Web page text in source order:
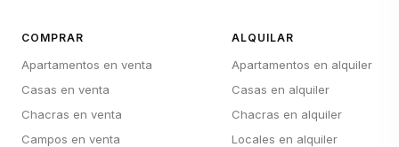
COMPRAR
Apartamentos en venta
Casas en venta
Chacras en venta
Campos en venta
ALQUILAR
Apartamentos en alquiler
Casas en alquiler
Chacras en alquiler
Locales en alquiler